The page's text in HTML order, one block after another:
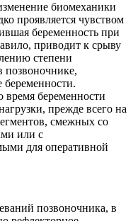
биомеханики
проявляется чувством
беременность при
приводит к срыву
степени
позвоночнике,
беременности.
беременности
прежде всего на
смежных со
или с
для оперативной
позвоночника, в